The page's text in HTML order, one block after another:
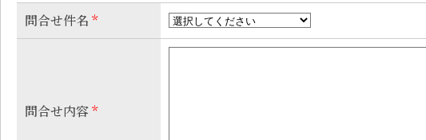
問合せ件名 *
問合せ内容*